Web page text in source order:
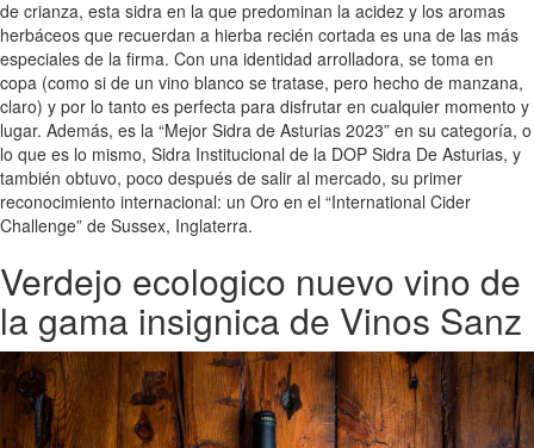
de crianza, esta sidra en la que predominan la acidez y los aromas
herbáceos que recuerdan a hierba recién cortada es una de las más
especiales de la firma. Con una identidad arrolladora, se toma en
copa (como si de un vino blanco se tratase, pero hecho de manzana,
claro) y por lo tanto es perfecta para disfrutar en cualquier momento y
lugar. Además, es la “Mejor Sidra de Asturias 2023” en su categoría, o
lo que es lo mismo, Sidra Institucional de la DOP Sidra De Asturias, y
también obtuvo, poco después de salir al mercado, su primer
reconocimiento internacional: un Oro en el “International Cider
Challenge” de Sussex, Inglaterra.
Verdejo ecologico nuevo vino de
la gama insignica de Vinos Sanz